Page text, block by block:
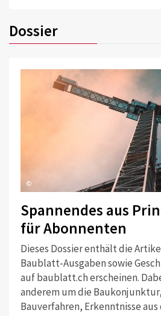
Dossier
©
Spannendes aus
für Abonnenten
Dieses Dossier enthält die
Baublatt-Ausgaben sowie
auf baublatt.ch erscheinen.
anderem um die
Bauverfahren, Erkenntnisse